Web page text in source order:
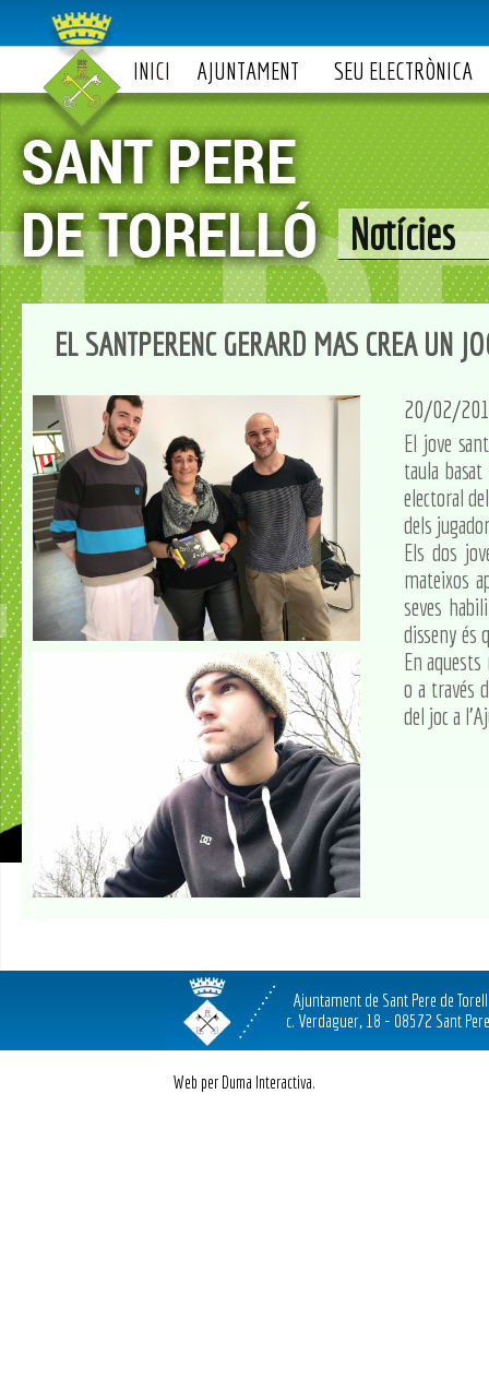
INICI AJUNTAMENT SEU ELECTRÒNICA
Notícies
EL SANTPERENC GERARD MAS CREA UN
20/02/
El jove
taula
electoral
dels
Els dos
mateixos
seves
disseny és
En
o a través
del joc a
Ajuntament de Sant Pere de
c. Verdaguer, 18 - 08572 Sant
Web per Duma Interactiva.